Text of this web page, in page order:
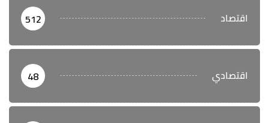
اقتصاد 512
اقتصادي 48